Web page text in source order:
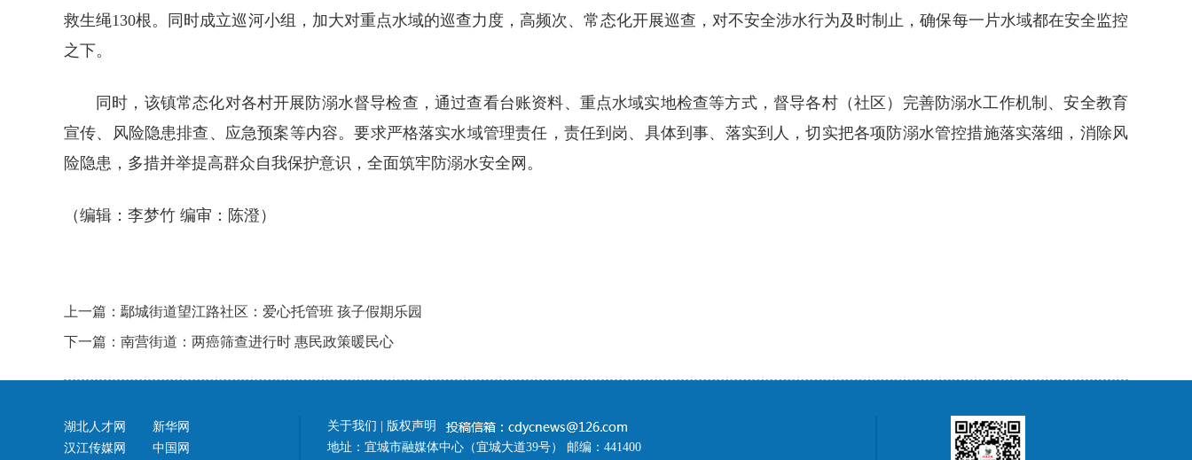
救生绳130根。同时成立巡河小组，加大对重点水域的巡查力度，高频次、常态化开展巡查，对不安全涉水行为及时制止，确保每一片水域都在安全监控
之下。
同时，该镇常态化对各村开展防溺水督导检查，通过查看台账资料、重点水域实地检查等方式，督导各村（社区）完善防溺水工作机制、安全教育
宣传、风险隐患排查、应急预案等内容。要求严格落实水域管理责任，责任到岗、具体到事、落实到人，切实把各项防溺水管控措施落实落细，消除风
险隐患，多措并举提高群众自我保护意识，全面筑牢防溺水安全网。
（编辑：李梦竹 编审：陈澄）
上一篇：鄢城街道望江路社区：爱心托管班 孩子假期乐园
下一篇：南营街道：两癌筛查进行时 惠民政策暖民心
湖北人才网
汉江传媒网
新华网
中国网
关于我们
版权声明
地址：宜城市融媒体中心（宜城大道39号） 邮编：441400